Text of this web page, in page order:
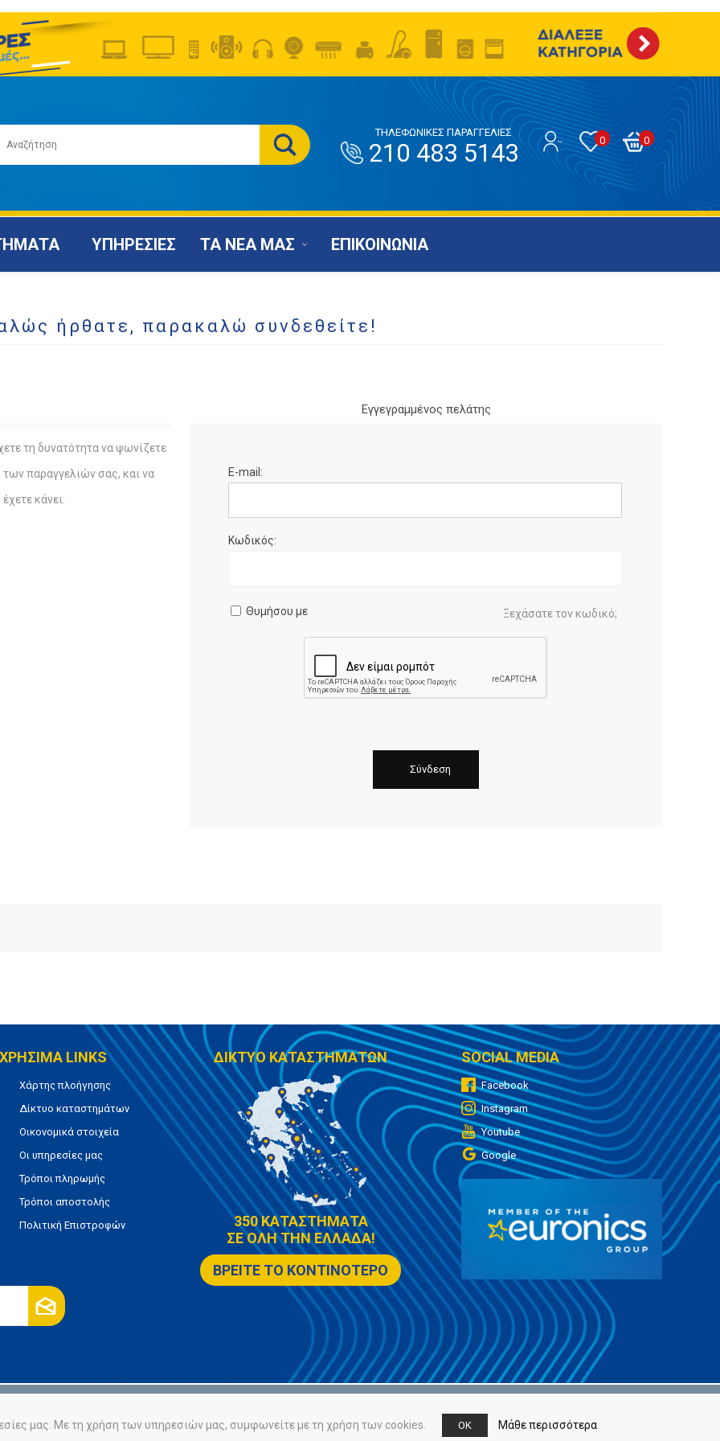
0
0
ΤΗΛΕΦΩΝΙΚΕΣ ΠΑΡΑΓΓΕΛΙΕΣ
210 483 5143
ΥΠΗΡΕΣΙΕΣ ΤΑ ΝΕΑ ΜΑΣ ΕΠΙΚΟΙΝΩΝΙΑ
ήρθατε, παρακαλώ συνδεθείτε!
τη δυνατότητα να ψωνίζετε
των παραγγελιών σας, και να
κάνει.
Εγγεγραμμένος πελάτης
E-mail:
Κωδικός:
Θυμήσου με Ξεχάσατε τον κωδικό;
ΧΡΗΣΙΜΑ LINKS
Χάρτης πλοήγησης
Δίκτυο καταστημάτων
Οικονομικά στοιχεία
Οι υπηρεσίες μας
Τρόποι πληρωμής
Τρόποι αποστολής
Πολιτική Επιστροφών
ΔΙΚΤΥΟ ΚΑΤΑΣΤΗΜΑΤΩΝ
350 ΚΑΤΑΣΤΗΜΑΤΑ
ΣΕ ΟΛΗ ΤΗΝ ΕΛΛΑΔΑ!
ΒΡΕΙΤΕ ΤΟ ΚΟΝΤΙΝΟΤΕΡΟ
SOCIAL MEDIA
Facebook
Instagram
Youtube
Google
Powered bynopCommerce
μας. Με τη χρήση των υπηρεσιών μας, συμφωνείτε με τη χρήση των cookies. OK Μάθε περισσότερα